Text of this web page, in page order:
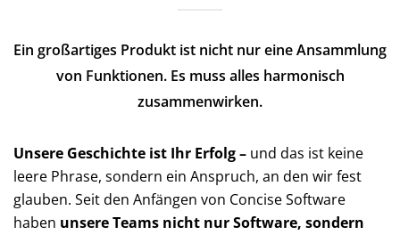
Ein großartiges Produkt ist nicht nur eine Ansammlung
von Funktionen. Es muss alles harmonisch
zusammenwirken.
Unsere Geschichte ist Ihr Erfolg – und das ist keine
leere Phrase, sondern ein Anspruch, an den wir fest
glauben. Seit den Anfängen von Concise Software
haben unsere Teams nicht nur Software, sondern